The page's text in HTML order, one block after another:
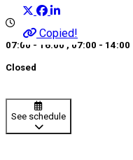
Copied!
07:00 - 16:00 , 07:00 - 14:00
Closed
See schedule